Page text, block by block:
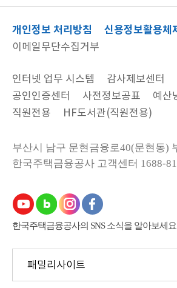
개인정보 처리방침 신용정보활용체제
이메일무단수집거부
인터넷 업무 시스템 감사제보센터
공인인증센터
사전정보공표
예산
직원전용
HF도서관(직원전용)
부산시 남구 문현금융로40(문현동)
한국주택금융공사 고객센터 1688-
한국주택금융공사의 SNS 소식을 알아보세